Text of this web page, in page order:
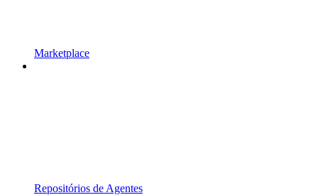
Marketplace
Repositórios de Agentes